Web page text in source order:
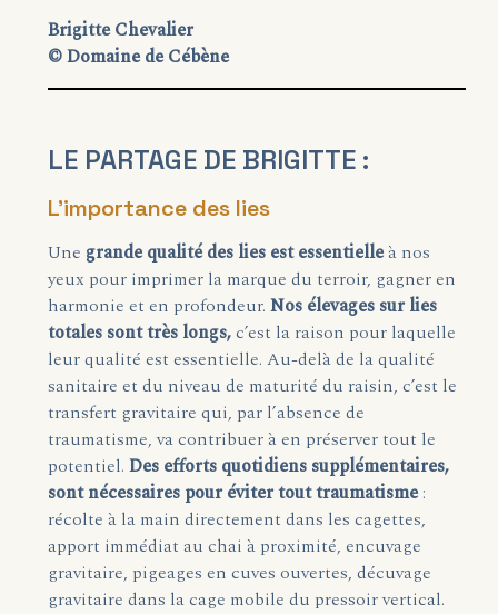
Brigitte Chevalier
© Domaine de Cébène
LE PARTAGE DE BRIGITTE :
L’importance des lies
Une grande qualité des lies est essentielleà nos
yeux pour imprimer la marque du terroir, gagner en
harmonie et en profondeur. Nos élevages sur lies
totales sont très longs,c’est la raison pour laquelle
leur qualité est essentielle. Au-delà de la qualité
sanitaire et du niveau de maturité du raisin, c’est le
transfert gravitaire qui, par l’absence de
traumatisme, va contribuer à en préserver tout le
potentiel. Des efforts quotidiens supplémentaires,
sont nécessaires pour éviter tout traumatisme :
récolte à la main directement dans les cagettes,
apport immédiat au chai à proximité, encuvage
gravitaire, pigeages en cuves ouvertes, décuvage
gravitaire dans la cage mobile du pressoir vertical.